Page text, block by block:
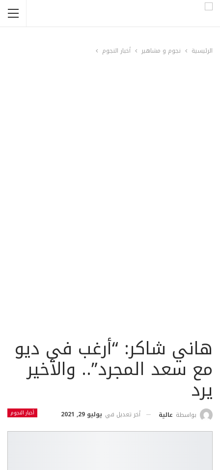
الرئيسية نجوم و مشاهير أخبار النجوم
هاني شاكر: “أرغب في ديو
مع سعد المجرد”.. والأخير
يرد
أخبار النجوم بواسطة عالية أخر تعديل في يوليو 29, 2021